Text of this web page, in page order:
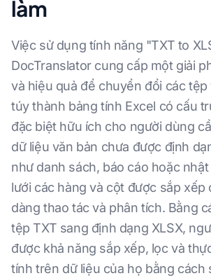
làm
Việc sử dụng tính năng "TXT to
DocTranslator cung cấp một giải
và hiệu quả để chuyển đổi các
túy thành bảng tính Excel có cấu
đặc biệt hữu ích cho người dùng
dữ liệu văn bản chưa được định
như danh sách, báo cáo hoặc
lưới các hàng và cột được sắp xếp
dàng thao tác và phân tích. Bằng
tệp TXT sang định dạng XLSX,
được khả năng sắp xếp, lọc và
tính trên dữ liệu của họ bằng cách